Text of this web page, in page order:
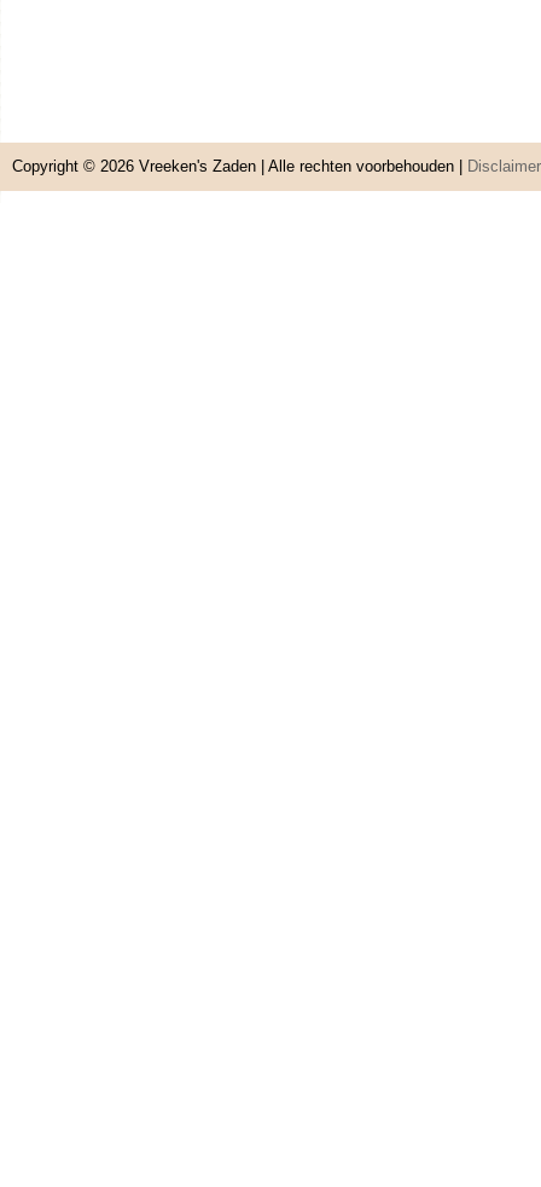
Copyright © 2026 Vreeken's Zaden | Alle rechten voorbehouden | Disclaimer